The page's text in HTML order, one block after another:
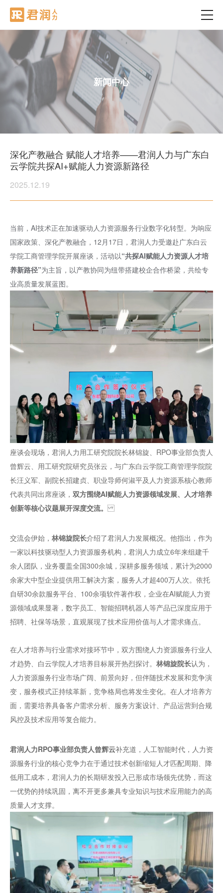
新闻中心
深化产教融合 赋能人才培养——君润人力与广东白
云学院共探AI+赋能人力资源新路径
2025.12.19
当前，AI技术正在加速驱动人力资源服务行业数字化转型。为响应
国家政策、深化产教融合，12月17日，君润人力受邀赴广东白云
学院工商管理学院开展座谈，活动以“共探AI赋能人力资源人才培
养新路径”为主旨，以产教协同为纽带搭建校企合作桥梁，共绘专
业高质量发展蓝图。
座谈会现场，君润人力用工研究院院长林锦旋、RPO事业部负责人
曾辉云、用工研究院研究员张云，与广东白云学院工商管理学院院
长汪义军、副院长招建贞、职业导师何淑平及人力资源系核心教师
代表共同出席座谈， 双方围绕AI赋能人力资源领域发展、人才培养
创新等核心议题展开深度交流。
交流会伊始， 林锦旋院长介绍了君润人力发展概况。他指出，作为
一家以科技驱动型人力资源服务机构，君润人力成立6年来组建千
余人团队，业务覆盖全国300余城，深耕多服务领域，累计为2000
余家大中型企业提供用工解决方案，服务人才超400万人次。依托
自研30余款服务平台、100余项软件著作权，企业在AI赋能人力资
源领域成果显著，数字员工、智能招聘机器人等产品已深度应用于
招聘、社保等场景，直观展现了技术应用价值与人才需求痛点。
在人才培养与行业需求对接环节中，双方围绕人力资源服务行业人
才趋势、白云学院人才培养目标展开热烈探讨。 林锦旋院长认为，
人力资源服务行业市场广阔、前景向好，但伴随技术发展和竞争演
变，服务模式正持续革新，竞争格局也将发生变化。在人才培养方
面，需要培养具备客户需求分析、服务方案设计、产品运营到合规
风控及技术应用等复合能力。
君润人力RPO事业部负责人曾辉云补充道，人工智能时代，人力资
源服务行业的核心竞争力在于通过技术创新缩短人才匹配周期、降
低用工成本，君润人力的长期研发投入已形成市场领先优势，而这
一优势的持续巩固，离不开更多兼具专业知识与技术应用能力的高
质量人才支撑。